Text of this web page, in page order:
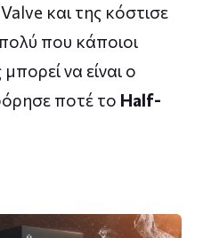
και της κόστισε
που κάποιοι
να είναι ο
ποτέ το Half-